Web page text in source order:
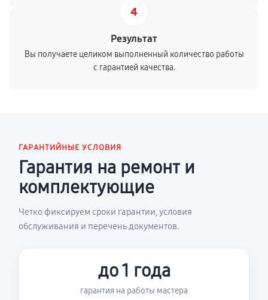
4
Результат
Вы получаете целиком выполненный количество работы
с гарантией качества.
ГАРАНТИЙНЫЕ УСЛОВИЯ
Гарантия на ремонт и
комплектующие
Четко фиксируем сроки гарантии, условия
обслуживания и перечень документов.
до 1 года
гарантия на работы мастера